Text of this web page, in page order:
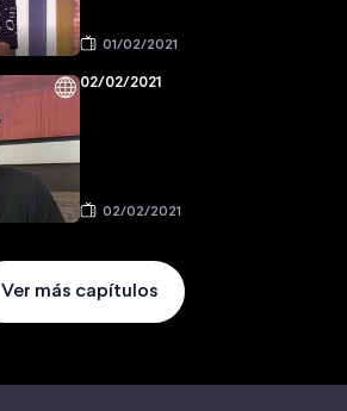
01/02/2021
02/02/2021
02/02/2021
Ver más capítulos